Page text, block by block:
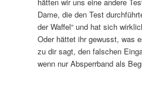
Dame, die den Test
der Waffel“ und hat sich
Oder hättet ihr gewusst, was
zu dir sagt, den falschen
wenn nur Absperrband als